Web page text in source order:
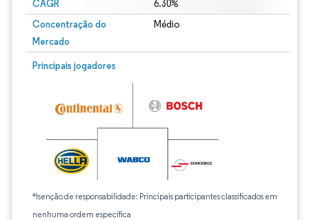
CAGR 6.30%
Concentração do
Mercado
Médio
Principais jogadores
*Isenção de responsabilidade: Principais participantes classificados em
nenhuma ordem específica